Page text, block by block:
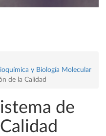
y Biología Molecular
de la Calidad
de